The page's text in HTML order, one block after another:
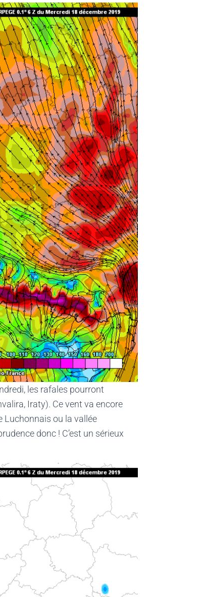
les rafales pourront
Iraty). Ce vent va encore
Luchonnais ou la vallée
donc ! C’est un sérieux